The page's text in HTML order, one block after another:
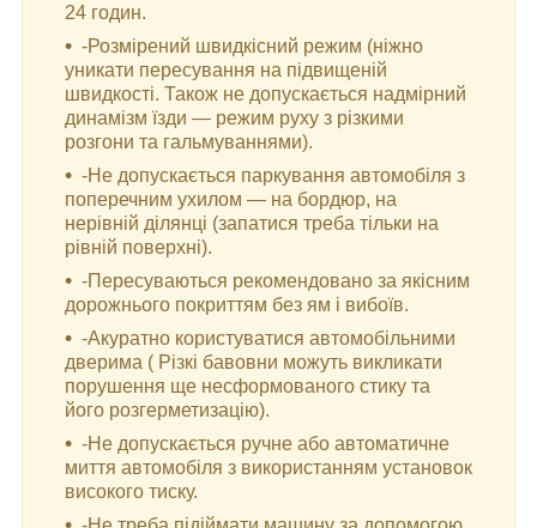
24 годин.
-Розмірений швидкісний режим (ніжно
уникати пересування на підвищеній
швидкості. Також не допускається надмірний
динамізм їзди — режим руху з різкими
розгони та гальмуваннями).
-Не допускається паркування автомобіля з
поперечним ухилом — на бордюр, на
нерівній ділянці (запатися треба тільки на
рівній поверхні).
-Пересуваються рекомендовано за якісним
дорожнього покриттям без ям і вибоїв.
-Акуратно користуватися автомобільними
дверима ( Різкі бавовни можуть викликати
порушення ще несформованого стику та
його розгерметизацію).
-Не допускається ручне або автоматичне
миття автомобіля з використанням установок
високого тиску.